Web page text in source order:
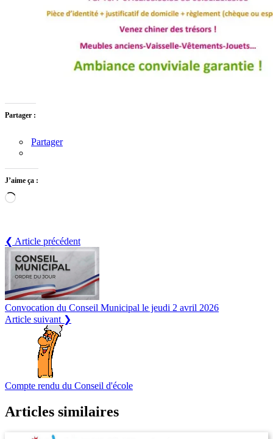
Partager :
Partager
J’aime ça :
Chargement…
❮ Article précédent
Convocation du Conseil Municipal le jeudi 2 avril 2026
Article suivant ❯
Compte rendu du Conseil d'école
Articles similaires